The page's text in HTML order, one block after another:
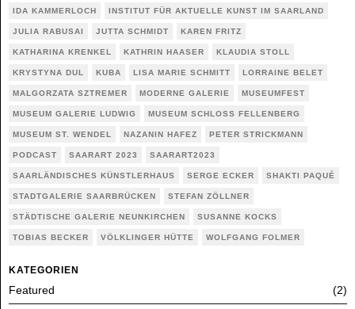
IDA KAMMERLOCH INSTITUT FÜR AKTUELLE KUNST IM SAARLAND
JULIA RABUSAI JUTTA SCHMIDT KAREN FRITZ
KATHARINA KRENKEL KATHRIN HAASER KLAUDIA STOLL
KRYSTYNA DUL KUBA LISA MARIE SCHMITT LORRAINE BELET
MALGORZATA SZTREMER MODERNE GALERIE MUSEUMFEST
MUSEUM GALERIE LUDWIG MUSEUM SCHLOSS FELLENBERG
MUSEUM ST. WENDEL NAZANIN HAFEZ PETER STRICKMANN
PODCAST SAARART 2023 SAARART2023
SAARLÄNDISCHES KÜNSTLERHAUS SERGE ECKER SHAKTI PAQUÉ
STADTGALERIE SAARBRÜCKEN STEFAN ZÖLLNER
STÄDTISCHE GALERIE NEUNKIRCHEN SUSANNE KOCKS
TOBIAS BECKER VÖLKLINGER HÜTTE WOLFGANG FOLMER
KATEGORIEN
Featured 2